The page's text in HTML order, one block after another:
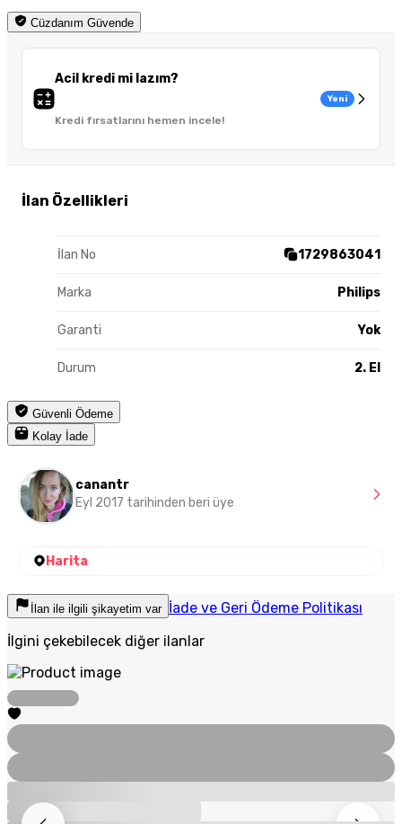
Cüzdanım Güvende
Acil kredi mi lazım?
Kredi fırsatlarını hemen incele!
Yeni
İlan Özellikleri
İlan No 1729863041
Marka Philips
Garanti Yok
Durum 2. El
Güvenli Ödeme
Kolay İade
canantr
Eyl 2017 tarihinden beri üye
Harita
İlan ile ilgili şikayetim var İade ve Geri Ödeme Politikası
İlgini çekebilecek diğer ilanlar